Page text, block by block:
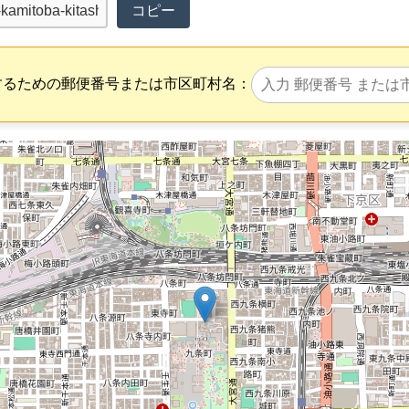
コピー
ための郵便番号または市区町村名：